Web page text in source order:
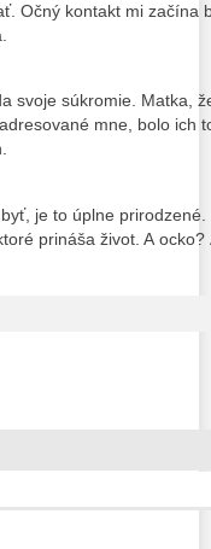
Očný kontakt mi začína
svoje súkromie. Matka,
mne, bolo ich
je to úplne
prináša život. A